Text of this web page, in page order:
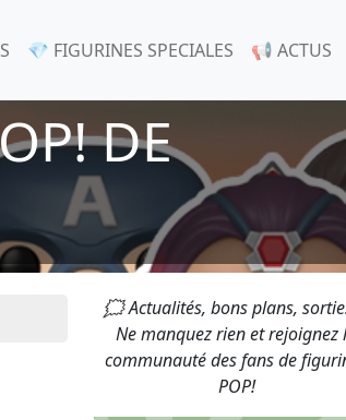
💎 FIGURINES SPECIALES 📢 ACTUS
DE
🗯 Actualités, bons plans,
Ne manquez rien et rejoignez
communauté des fans de
POP!